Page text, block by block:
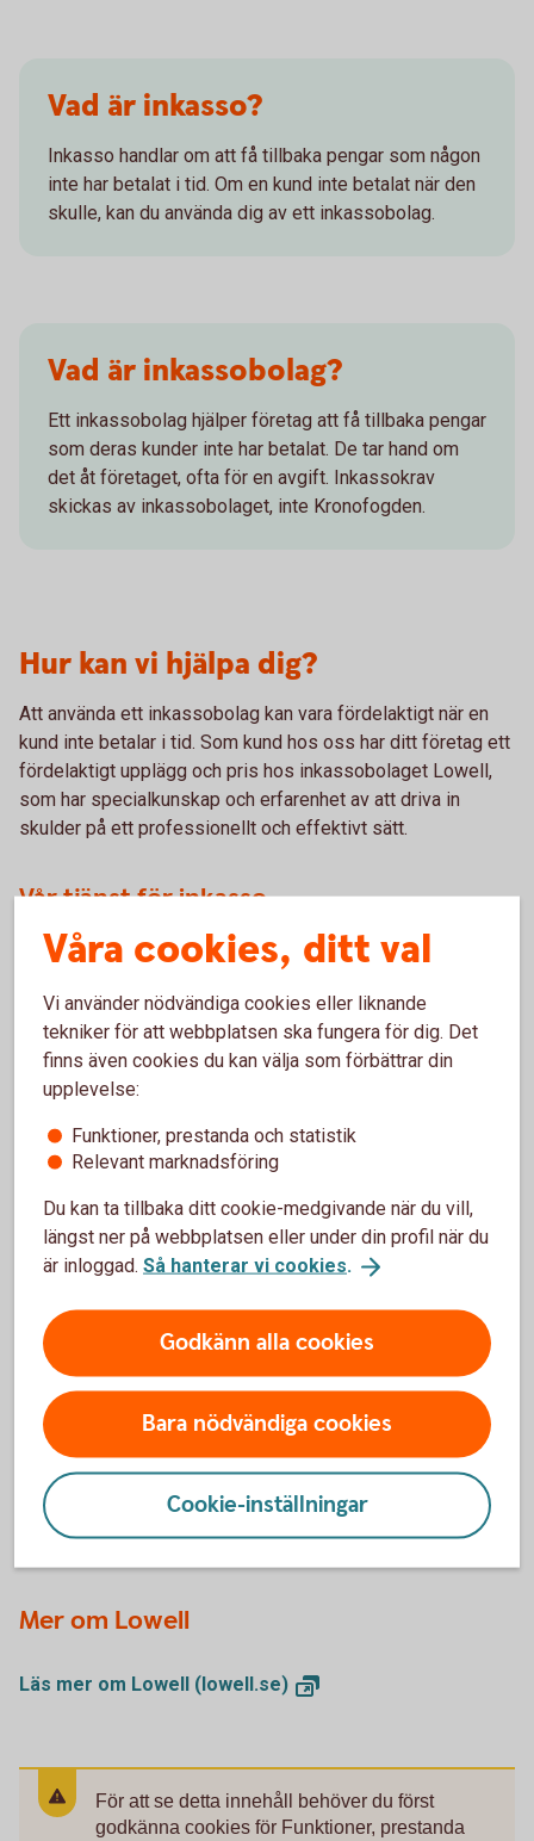
Vad är inkasso?
Inkasso handlar om att få tillbaka pengar som någon
inte har betalat i tid. Om en kund inte betalat när den
skulle, kan du använda dig av ett inkassobolag.
Vad är inkassobolag?
Ett inkassobolag hjälper företag att få tillbaka pengar
som deras kunder inte har betalat. De tar hand om
det åt företaget, ofta för en avgift. Inkassokrav
skickas av inkassobolaget, inte Kronofogden.
Hur kan vi hjälpa dig?
Att använda ett inkassobolag kan vara fördelaktigt när en
kund inte betalar i tid. Som kund hos oss har ditt företag ett
fördelaktigt upplägg och pris hos inkassobolaget Lowell,
som har specialkunskap och erfarenhet av att driva in
skulder på ett professionellt och effektivt sätt.
Vår tjänst för inkasso
Tjänsten omfattar hela inkassoprocessen, från
betalningspåminnelser och inkasso till rättsliga åtgärder
och efterbevakning av avskrivna fordringar.
Med hjälp av individuella lösningar som passar kunden
betalas fakturorna snabbare.
Med ett enkelt webbverktyg får du och ditt företag
tillgång till rapporter på detaljnivå och kan
ha direktkontakt med en rådgivare om du behöver hjälp.
Erbjudande till dig som är kund
hos oss
Ingen årsavgift
Ingen provision på Normalinkasso
25 % på Efterbevakning
Så här fungerar Inkasso
Mer om Lowell
Läs mer om Lowell (lowell.se)
För att se detta innehåll behöver du först
godkänna cookies för Funktioner, prestanda
Våra cookies, ditt val
Vi använder nödvändiga cookies eller liknande
tekniker för att webbplatsen ska fungera för dig. Det
finns även cookies du kan välja som förbättrar din
upplevelse:
Funktioner, prestanda och statistik
Relevant marknadsföring
Du kan ta tillbaka ditt cookie-medgivande när du vill,
längst ner på webbplatsen eller under din profil när du
är inloggad. Så hanterar vi cookies.
Godkänn alla cookies
Bara nödvändiga cookies
Cookie-inställningar